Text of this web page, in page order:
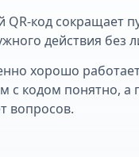
код сокращает
действия без
хорошо
с кодом понятно, а
вопросов.